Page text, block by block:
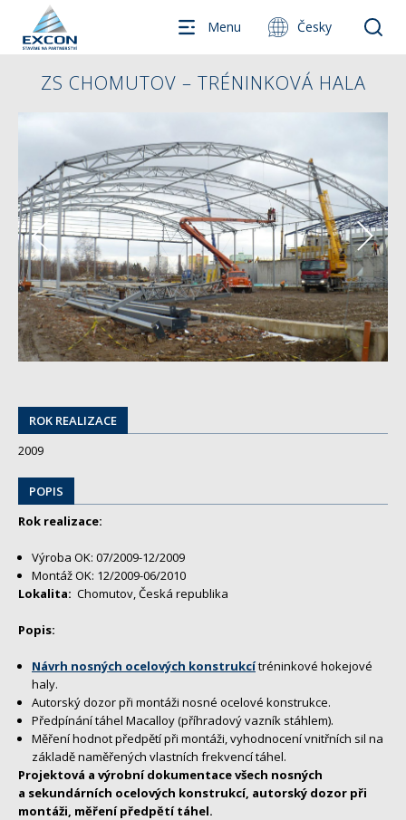
Menu Česky
ZS CHOMUTOV – TRÉNINKOVÁ HALA
ROK REALIZACE
2009
POPIS
Rok realizace:
Výroba OK: 07/2009-12/2009
Montáž OK: 12/2009-06/2010
Lokalita: Chomutov, Česká republika
Popis:
Návrh nosných ocelových konstrukcítréninkové hokejové
haly.
Autorský dozor při montáži nosné ocelové konstrukce.
Předpínání táhel Macalloy (příhradový vazník stáhlem).
Měření hodnot předpětí při montáži, vyhodnocení vnitřních sil na
základě naměřených vlastních frekvencí táhel.
Projektová a výrobní dokumentace všech nosných
a sekundárních ocelových konstrukcí, autorský dozor při
montáži, měření předpětí táhel.